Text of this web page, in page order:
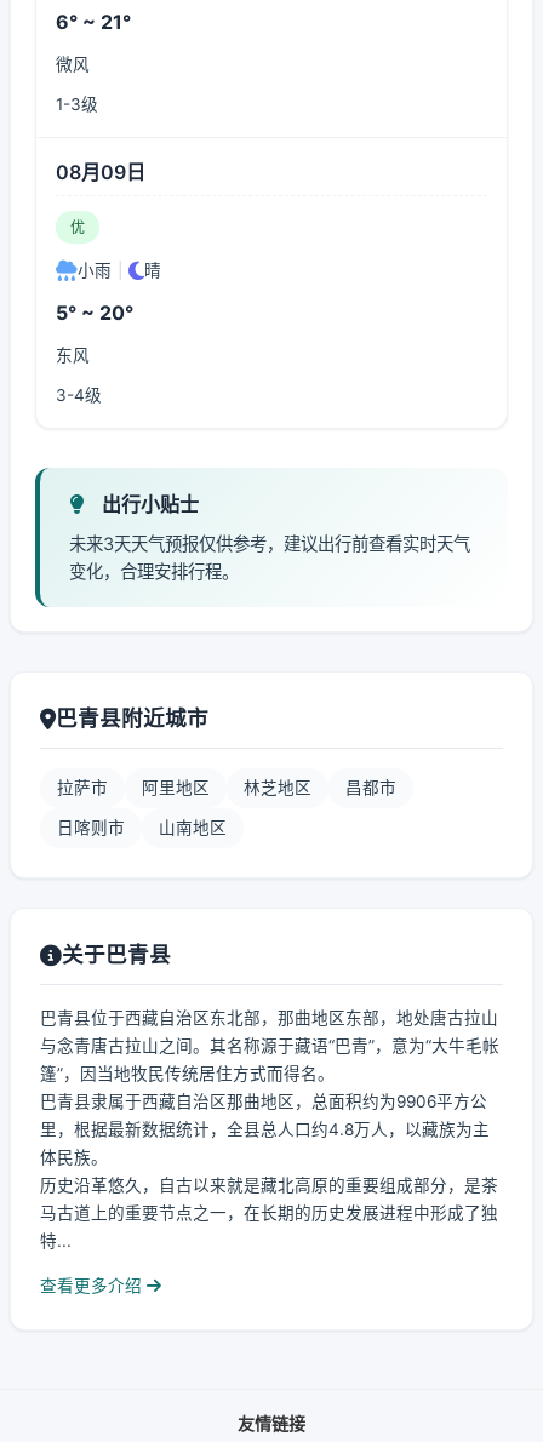
6° ~ 21°
微风
1-3级
08月09日
优
小雨 晴
5° ~ 20°
东风
3-4级
出行小贴士
未来3天天气预报仅供参考，建议出行前查看实时天气
变化，合理安排行程。
巴青县附近城市
拉萨市 阿里地区 林芝地区 昌都市
日喀则市 山南地区
关于巴青县
巴青县位于西藏自治区东北部，那曲地区东部，地处唐古拉山
与念青唐古拉山之间。其名称源于藏语“巴青”，意为“大牛毛帐
篷”，因当地牧民传统居住方式而得名。
巴青县隶属于西藏自治区那曲地区，总面积约为9906平方公
里，根据最新数据统计，全县总人口约4.8万人，以藏族为主
体民族。
历史沿革悠久，自古以来就是藏北高原的重要组成部分，是茶
马古道上的重要节点之一，在长期的历史发展进程中形成了独
特...
查看更多介绍
友情链接